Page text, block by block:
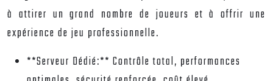
à attirer un grand nombre de joueurs et à offrir une
expérience de jeu professionnelle.
**Serveur Dédié:** Contrôle total, performances